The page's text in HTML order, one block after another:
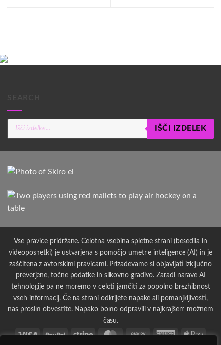
Products
search
IŠČI IZDELEK
Vse pravice pridržane. Celotna vsebina spletne strani (besedila in
videoposnetki) je ustvarjena s pomočjo umetne inteligence (AI) in je
zaščitena z avtorskimi pravicami. Prizadevamo si objavljati izključno
preverjene, točne podatke in slikovno gradivo. Zaradi narave AI
tehnologije pa ne moremo v celoti jamčiti za popolno brezhibnost
vseh informacij. Če na strani odkrijete napake ali pomanjkljivosti,
nas prosim obvestite. Napako bomo odpravili v najkrajšem možnem
času.
Visa
PayPal Stripe MasterCardCash
AmericanApple